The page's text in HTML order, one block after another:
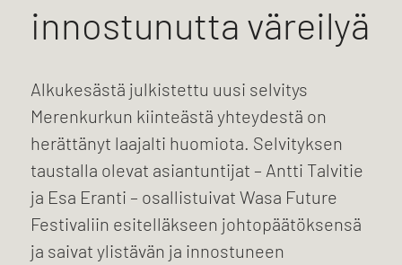
innostunutta väreilyä
Alkukesästä julkistettu uusi selvitys
Merenkurkun kiinteästä yhteydestä on
herättänyt laajalti huomiota. Selvityksen
taustalla olevat asiantuntijat – Antti Talvitie
ja Esa Eranti – osallistuivat Wasa Future
Festivaliin esitelläkseen johtopäätöksensä
ja saivat ylistävän ja innostuneen